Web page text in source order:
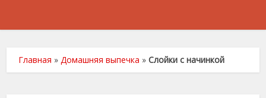
Главная »Домашняя выпечка »Слойки с начинкой